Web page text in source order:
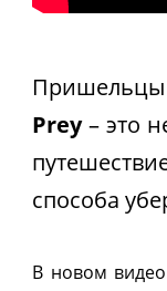
Пришельцы
Prey– это
способа
В новом